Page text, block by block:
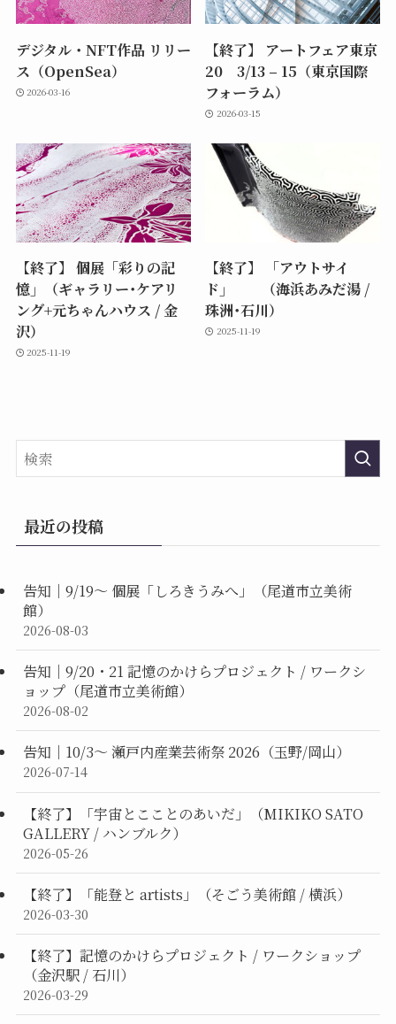
デジタル・NFT作品 リリー
ス（OpenSea）
2026-03-16
【終了】 アートフェア東京
20 3/13 – 15（東京国際
フォーラム）
2026-03-15
【終了】 個展「彩りの記
憶」（ギャラリー･ケアリ
ング+元ちゃんハウス / 金
沢）
2025-11-19
【終了】 「アウトサイ
ド」 （海浜あみだ湯 /
珠洲･石川）
2025-11-19
最近の投稿
告知｜9/19〜 個展「しろきうみへ」（尾道市立美術
館）
2026-08-03
告知｜9/20・21 記憶のかけらプロジェクト / ワークシ
ョップ（尾道市立美術館）
2026-08-02
告知｜10/3〜 瀬戸内産業芸術祭 2026（玉野/岡山）
2026-07-14
【終了】「宇宙とこことのあいだ」（MIKIKO SATO
GALLERY / ハンブルク）
2026-05-26
【終了】「能登と artists」（そごう美術館 / 横浜）
2026-03-30
【終了】記憶のかけらプロジェクト / ワークショップ
（金沢駅 / 石川）
2026-03-29